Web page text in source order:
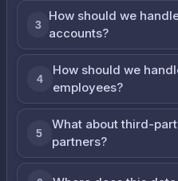
3
How should we
accounts?
4
How should we
employees?
5
What about third-
partners?